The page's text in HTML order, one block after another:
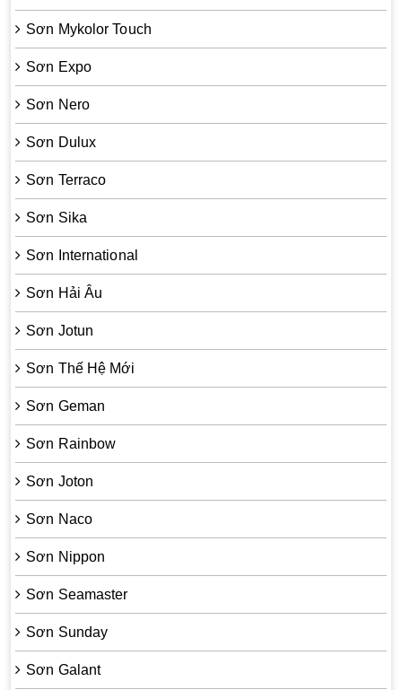
Sơn Mykolor Touch
Sơn Expo
Sơn Nero
Sơn Dulux
Sơn Terraco
Sơn Sika
Sơn International
Sơn Hải Âu
Sơn Jotun
Sơn Thế Hệ Mới
Sơn Geman
Sơn Rainbow
Sơn Joton
Sơn Naco
Sơn Nippon
Sơn Seamaster
Sơn Sunday
Sơn Galant